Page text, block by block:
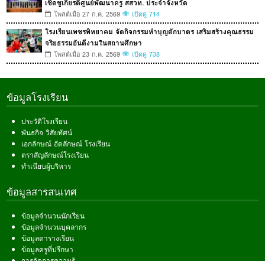
เชิดชูเกียรติศูนย์พัฒนาครู สสวท. ประจำจังหวัด
โพสต์เมื่อ 27 ก.ค. 2569 เปิดดู 714
โรงเรียนเพชรพิทยาคม จัดกิจกรรมทำบุญตักบาตร เสริมสร้างคุณธรรม
จริยธรรมอันดีงามในสถานศึกษา
โพสต์เมื่อ 23 ก.ค. 2569 เปิดดู 738
ข้อมูลโรงเรียน
ประวัติโรงเรียน
พันธกิจ วิสัยทัศน์
เอกลักษณ์ อัตลักษณ์ โรงเรียน
ตราสัญลักษณ์โรงเรียน
ทำเนียบผู้บริหาร
ข้อมูลสารสนเทศ
ข้อมูลจำนวนนักเรียน
ข้อมูลจำนวนบุคลากร
ข้อมูลตารางเรียน
ข้อมูลครูที่ปรึกษา